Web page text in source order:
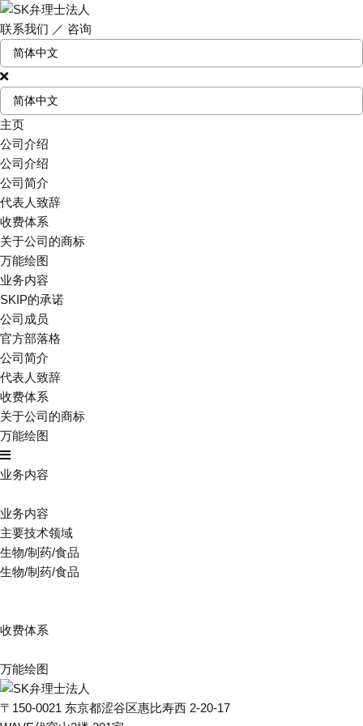
联系我们 ／ 咨询
主页
公司介绍
公司介绍
公司简介
代表人致辞
收费体系
关于公司的商标
万能绘图
业务内容
SKIP的承诺
公司成员
官方部落格
公司简介
代表人致辞
收费体系
关于公司的商标
万能绘图
业务内容
业务内容
主要技术领域
生物/制药/食品
生物/制药/食品
收费体系
万能绘图
〒150-0021 东京都涩谷区惠比寿西 2-20-17